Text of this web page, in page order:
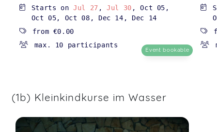
Es war wie immer für mich als mama und für
mein Spatz wunderschön. Tolle Trainerin und
tolle Atmosphäre
Mär/Apr 26
Janine, May 21
(1) Bewegungsspaß im Wasser (4-7 M.)(AOK lizensiert)
Mär/Apr
Starts onJul 27 ,Jul 30 ,Oct 05 ,
Oct 05, Oct 08 , Dec 14 , Dec 14
from €0.00
max. 10 participants
Event bookable
(1b) Kleinkindkurse im Wasser